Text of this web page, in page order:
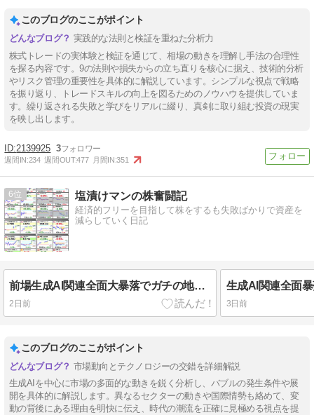
このブログのここがポイント
実践的な法則と検証を重ねた分析力
株式トレードの実体験と検証を通じて、相場の動きを理解し手法の合理性
を探る内容です。9の法則や損失からの立ち直りを核心に据え、技術的分析
やリスク管理の重要性を具体的に解説しています。シンプルな視点で戦略
を振り返り、トレードスキルの向上を図るためのノウハウを提供していま
す。繰り返される失敗と学びをリアルに綴り、真剣に取り組む投資の現実
を映し出します。
2139925 3
週間IN:234 週間OUT:477 月間IN:351
6 塩漬けマンの株奮闘記
経済的フリーを目指して株をするも失敗ばかりで資産を
減らしていく日記
前場生成AI関連全面大暴落でガチの地獄からリバウンド基調で迎えた14時フジクラ決算が生成AI関連全銘柄を救う！昨日の古河電工同様キチガイ値動きだったけどっ！！
2日前 3日前
このブログのここがポイント
市場動向とテクノロジーの交錯を詳細解説
生成AIを中心に市場の多面的な動きを鋭く分析し、バブルの発生条件や展
開を具体的に解説します。異なるセクターの動きや国際情勢も絡めて、変
動の背後にある理由を明快に伝え、時代の潮流を正確に見極める視点を提